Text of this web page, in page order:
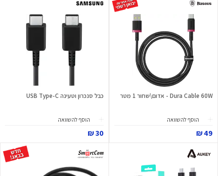
Dura Cable 60W - אדום\שחור 1 מטר
הוסף להשוואה
49 ₪
כבל סנכרון וטעינה USB Type-C
הוסף להשוואה
30 ₪